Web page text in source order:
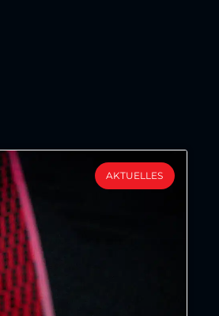
AKTUELLES